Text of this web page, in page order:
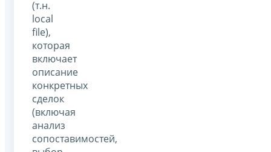
(т.н.
local
file),
которая
включает
описание
конкретных
сделок
(включая
анализ
сопоставимостей,